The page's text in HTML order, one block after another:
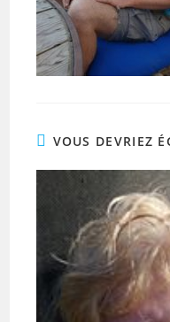
VOUS DEVRIEZ